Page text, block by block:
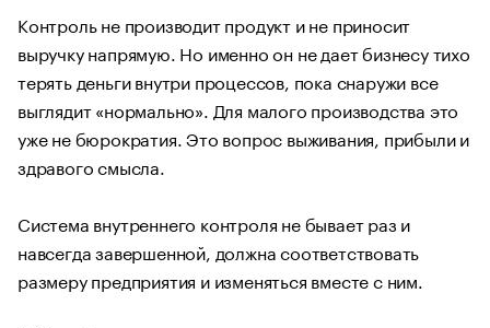
Контроль не производит продукт и не приносит
выручку напрямую. Но именно он не дает бизнесу тихо
терять деньги внутри процессов, пока снаружи все
выглядит «нормально». Для малого производства это
уже не бюрократия. Это вопрос выживания, прибыли и
здравого смысла.
Система внутреннего контроля не бывает раз и
навсегда завершенной, должна соответствовать
размеру предприятия и изменяться вместе с ним.